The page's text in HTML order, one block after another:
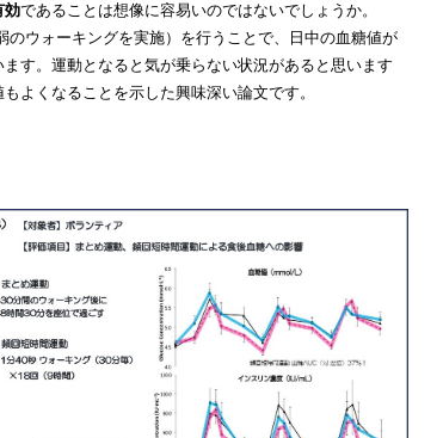
効であることは想像に容易いのではないでしょうか。
ウォーキングを実施）を行うことで、日中の血糖値が
す。運動となると気が乗らない状況があると思います
よくなることを示した興味深い論文です。